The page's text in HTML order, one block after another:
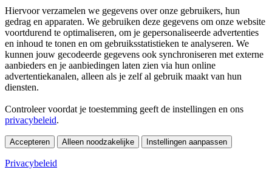
Hiervoor verzamelen we gegevens over onze gebruikers, hun
gedrag en apparaten. We gebruiken deze gegevens om onze website
voortdurend te optimaliseren, om je gepersonaliseerde advertenties
en inhoud te tonen en om gebruiksstatistieken te analyseren. We
kunnen jouw gecodeerde gegevens ook synchroniseren met externe
aanbieders en je aanbiedingen laten zien via hun online
advertentiekanalen, alleen als je zelf al gebruik maakt van hun
diensten.
Controleer voordat je toestemming geeft de instellingen en ons
privacybeleid.
Accepteren Alleen noodzakelijke Instellingen aanpassen
Privacybeleid